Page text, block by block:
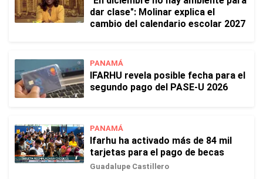
dar clase": Molinar explica el
cambio del calendario escolar 2027
PANAMÁ
IFARHU revela posible fecha para el
segundo pago del PASE-U 2026
PANAMÁ
Ifarhu ha activado más de 84 mil
tarjetas para el pago de becas
Guadalupe Castillero